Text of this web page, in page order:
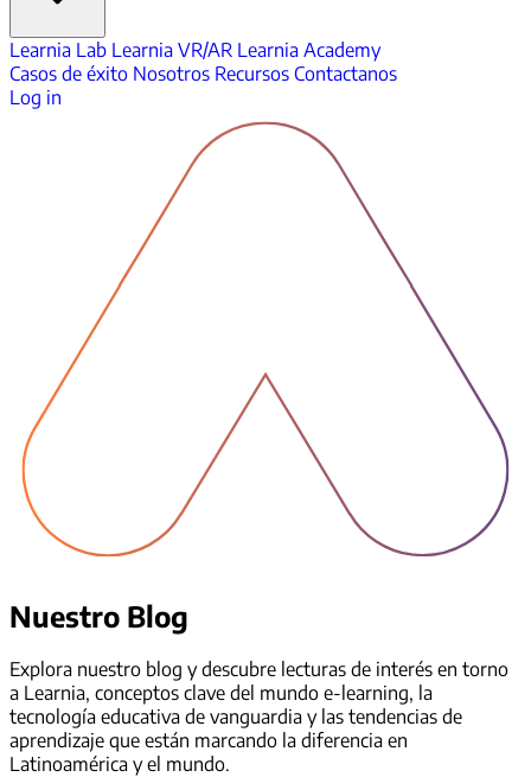
Learnia Lab Learnia VR/AR Learnia Academy
Casos de éxito Nosotros Recursos Contactanos
Log in
Nuestro Blog
Explora nuestro blog y descubre lecturas de interés en torno
a Learnia, conceptos clave del mundo e-learning, la
tecnología educativa de vanguardia y las tendencias de
aprendizaje que están marcando la diferencia en
Latinoamérica y el mundo.